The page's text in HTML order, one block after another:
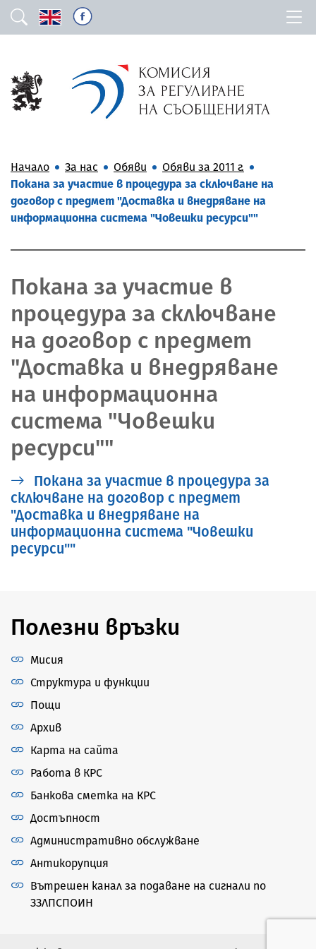
Начало За нас Обяви
Обяви за 2011 г.
Покана за участие в процедура за сключване на
договор с предмет "Доставка и внедряване на
информационна система "Човешки ресурси""
Покана за участие в
процедура за сключване
на договор с предмет
"Доставка и внедряване
на информационна
система "Човешки
ресурси""
Покана за участие в процедура за
сключване на договор с предмет
"Доставка и внедряване на
информационна система "Човешки
ресурси""
Полезни връзки
Мисия
Структура и функции
Пощи
Архив
Карта на сайта
Работа в КРС
Банкова сметка на КРС
Достъпност
Административно обслужване
Антикорупция
Вътрешен канал за подаване на сигнали по
ЗЗЛПСПОИН